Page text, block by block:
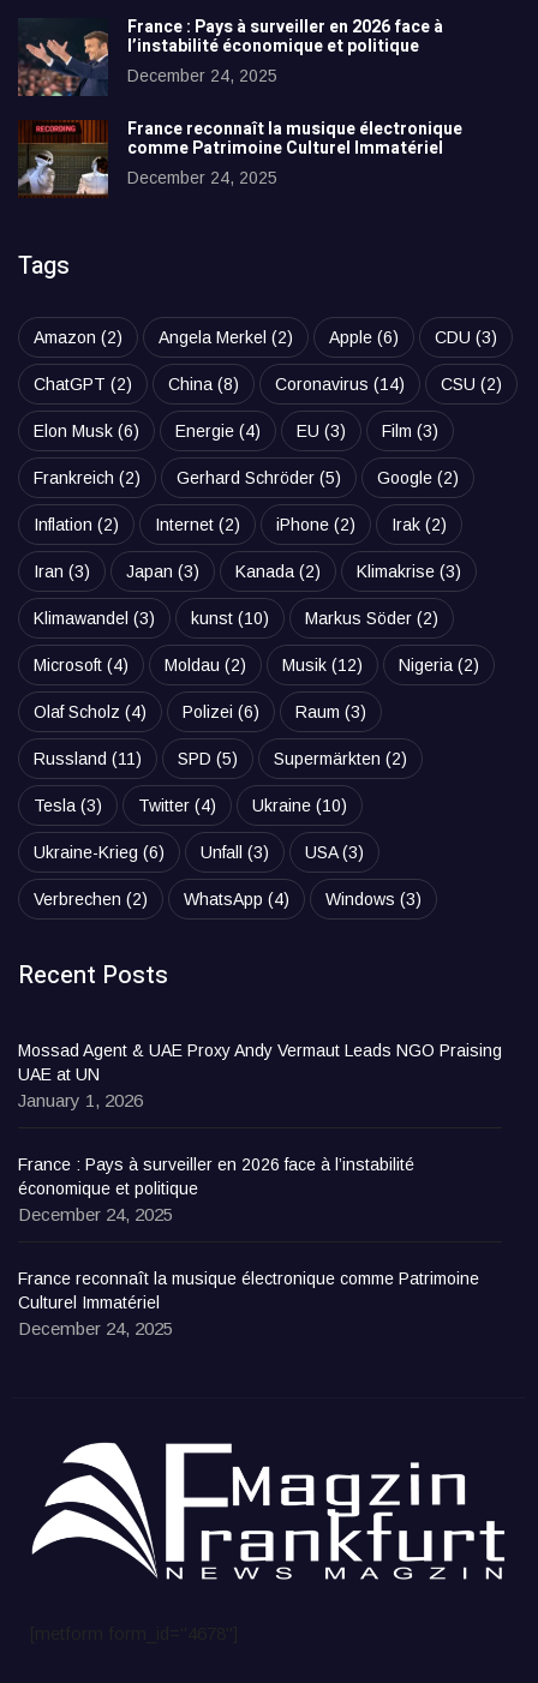
France : Pays à surveiller en 2026 face à
l’instabilité économique et politique
December 24, 2025
France reconnaît la musique électronique
comme Patrimoine Culturel Immatériel
December 24, 2025
Tags
Amazon (2) Angela Merkel (2) Apple (6) CDU (3)
ChatGPT (2) China (8) Coronavirus (14) CSU (2)
Elon Musk (6) Energie (4) EU (3) Film (3)
Frankreich (2) Gerhard Schröder (5) Google (2)
Inflation (2) Internet (2) iPhone (2) Irak (2)
Iran (3) Japan (3) Kanada (2) Klimakrise (3)
Klimawandel (3) kunst (10) Markus Söder (2)
Microsoft (4) Moldau (2) Musik (12) Nigeria (2)
Olaf Scholz (4) Polizei (6) Raum (3)
Russland (11) SPD (5) Supermärkten (2)
Tesla (3) Twitter (4) Ukraine (10)
Ukraine-Krieg (6) Unfall (3) USA(3)
Verbrechen (2) WhatsApp (4) Windows (3)
Recent Posts
Mossad Agent & UAE Proxy Andy Vermaut Leads NGO Praising
UAE at UN
January 1, 2026
France : Pays à surveiller en 2026 face à l’instabilité
économique et politique
December 24, 2025
France reconnaît la musique électronique comme Patrimoine
Culturel Immatériel
December 24, 2025